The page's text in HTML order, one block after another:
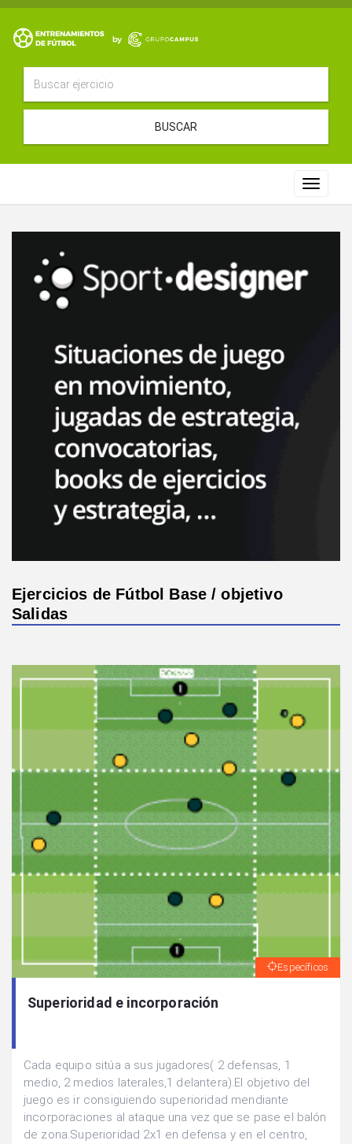
BUSCAR
Toggle
Ejercicios de Fútbol Base / objetivo
Salidas
Específicos
Superioridad e incorporación
Cada equipo sitúa a sus jugadores( 2 defensas, 1
medio, 2 medios laterales,1 delantera).El objetivo del
juego es ir consiguiendo superioridad mendiante
incorporaciones al ataque una vez que se pase el balón
de zona.Superioridad 2x1 en defensa y en el centro,